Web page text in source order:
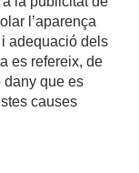
l’aparença
adequació dels
es refereix, de
dany que es
causes